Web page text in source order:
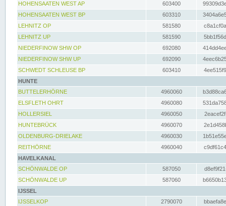
HOHENSAATEN WEST AP
603400
HOHENSAATEN WEST BP
603310
LEHNITZ OP
581580
LEHNITZ UP
581590
NIEDERFINOW SHW OP
692080
NIEDERFINOW SHW UP
692090
SCHWEDT SCHLEUSE BP
603410
HUNTE
BUTTELERHÖRNE
4960060
ELSFLETH OHRT
4960080
HOLLERSIEL
4960050
HUNTEBRÜCK
4960070
OLDENBURG-DRIELAKE
4960030
REITHÖRNE
4960040
HAVELKANAL
SCHÖNWALDE OP
587050
SCHÖNWALDE UP
587060
IJSSEL
IJSSELKOP
2790070